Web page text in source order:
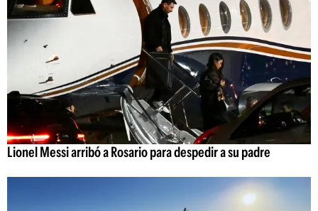
Lionel Messi arribó a Rosario para despedir a su padre